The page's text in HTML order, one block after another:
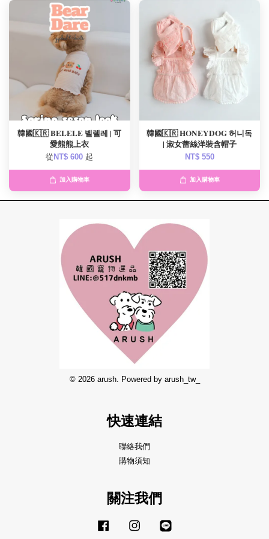
韓國🇰🇷 BELELE 벨렐레 | 可
愛熊熊上衣
從 NT$ 600 起
加入購物車
韓國🇰🇷 HONEYDOG 허니독
| 淑女蕾絲洋裝含帽子
NT$ 550
加入購物車
© 2026 arush. Powered by arush_tw_
快速連結
聯絡我們
購物須知
關注我們
Facebook Instagram